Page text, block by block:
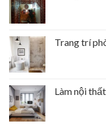
Trang trí
Làm nội